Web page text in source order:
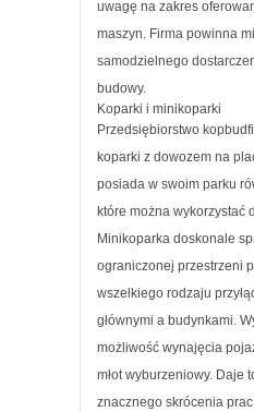
uwagę na zakres
maszyn. Firma powinna
samodzielnego
budowy.
Koparki i minikoparki
Przedsiębiorstwo
koparki z dowozem na
posiada w swoim parku
które można wykorzystać
Minikoparka doskonale
ograniczonej przestrzeni
wszelkiego rodzaju
głównymi a budynkami.
możliwość wynajęcia
młot wyburzeniowy. Daje
znacznego skrócenia